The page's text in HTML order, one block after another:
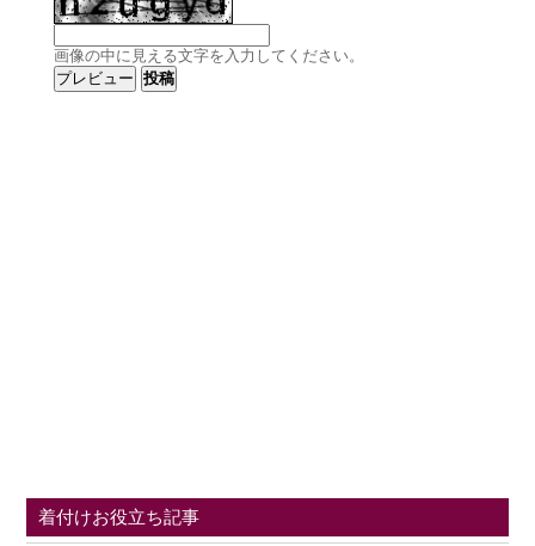
画像の中に見える文字を入力してください。
着付けお役立ち記事